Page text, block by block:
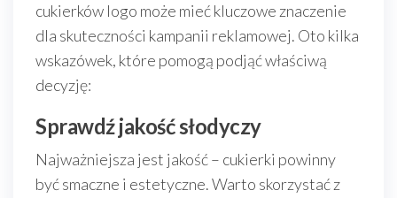
cukierków logo może mieć kluczowe znaczenie
dla skuteczności kampanii reklamowej. Oto kilka
wskazówek, które pomogą podjąć właściwą
decyzję:
Sprawdź jakość słodyczy
Najważniejsza jest jakość – cukierki powinny
być smaczne i estetyczne. Warto skorzystać z